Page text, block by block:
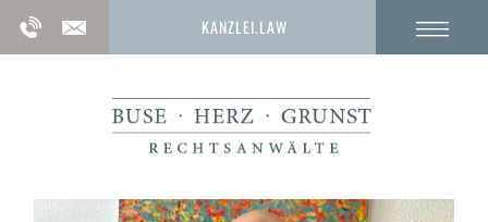
KANZLEI.LAW